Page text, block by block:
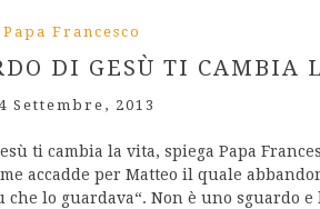
Francesco
DI GESÙ TI CAMBIA
Settembre, 2013
ti cambia la vita, spiega Papa
accadde per Matteo il quale
che lo guardava“. Non è uno sguardo